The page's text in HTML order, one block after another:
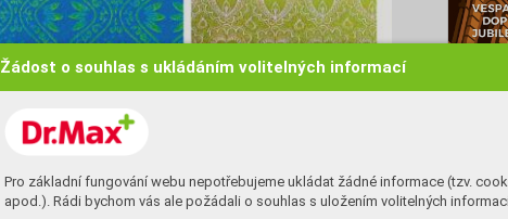
Žádost o souhlas s ukládáním volitelných informací
Pro základní fungování webu nepotřebujeme ukládat žádné informace (tzv.
apod.). Rádi bychom vás ale požádali o souhlas s uložením volitelných